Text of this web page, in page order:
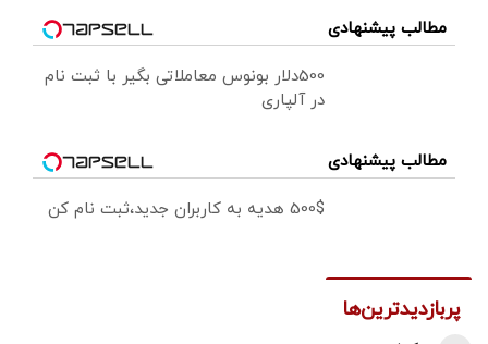
مطالب پیشنهادی
500دلار بونوس معاملاتی بگیر با ثبت نام
در آلپاری
مطالب پیشنهادی
500$ هدیه به کاربران جدید،ثبت نام کن
پربازدیدترین‌ها